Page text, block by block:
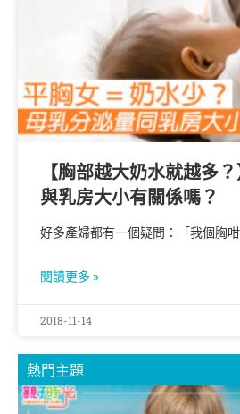
【胸部越大奶水就越多
與乳房大小有關係嗎？
好多產婦都有一個疑問：「我個胸
閱讀更多 »
2018-11-14
熱門主題